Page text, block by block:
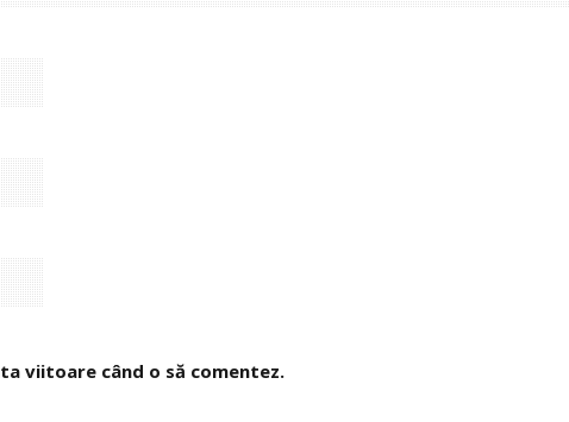
viitoare când o să comentez.